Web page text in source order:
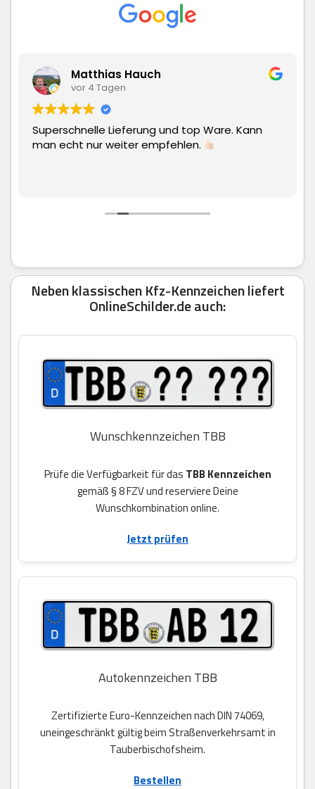
Matthias Hauch
vor 4 Tagen
Superschnelle Lieferung und top Ware. Kann
man echt nur weiter empfehlen.
Neben klassischen Kfz-Kennzeichen liefert
OnlineSchilder.de auch:
Wunschkennzeichen TBB
Prüfe die Verfügbarkeit für das TBB Kennzeichen
gemäß § 8 FZV und reserviere Deine
Wunschkombination online.
Jetzt prüfen
Autokennzeichen TBB
Zertifizierte Euro-Kennzeichen nach DIN 74069,
uneingeschränkt gültig beim Straßenverkehrsamt in
Tauberbischofsheim.
Bestellen